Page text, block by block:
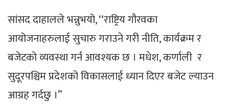
सांसद दाहालले भन्नुभयो, ‘‘राष्ट्रिय गौरवका
आयोजनाहरुलाई सुचारु गराउने गरी नीति, कार्यक्रम र
बजेटको व्यवस्था गर्न आवश्यक छ । मधेश, कर्णाली र
सुदूरपश्चिम प्रदेशको विकासलाई ध्यान दिएर बजेट ल्याउन
आग्रह गर्दछु ।’’